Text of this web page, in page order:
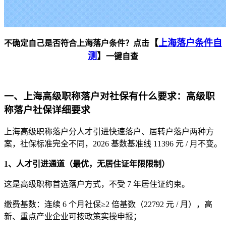
不确定自己是否符合上海落户条件？点击 【 上海落户条件自
测 】 一键自查
一、上海高级职称落户对社保有什么要求：高级职
称落户社保详细要求
上海高级职称落户分人才引进快速落户、居转户落户两种方
案，社保标准完全不同，2026 基数基准线 11396 元 / 月不变。
1、人才引进通道（最优，无居住证年限限制）
这是高级职称首选落户方式，不受 7 年居住证约束。
缴费基数：连续 6 个月社保≥2 倍基数（22792 元 / 月），高
新、重点产业企业可按政策实操申报；